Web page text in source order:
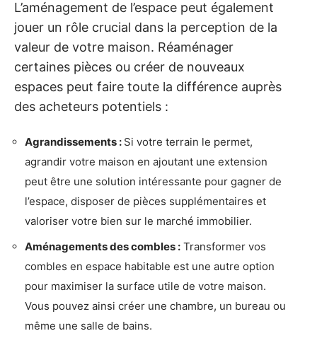
L’aménagement de l’espace peut également
jouer un rôle crucial dans la perception de la
valeur de votre maison. Réaménager
certaines pièces ou créer de nouveaux
espaces peut faire toute la différence auprès
des acheteurs potentiels :
Agrandissements : Si votre terrain le permet,
agrandir votre maison en ajoutant une extension
peut être une solution intéressante pour gagner de
l’espace, disposer de pièces supplémentaires et
valoriser votre bien sur le marché immobilier.
Aménagements des combles : Transformer vos
combles en espace habitable est une autre option
pour maximiser la surface utile de votre maison.
Vous pouvez ainsi créer une chambre, un bureau ou
même une salle de bains.